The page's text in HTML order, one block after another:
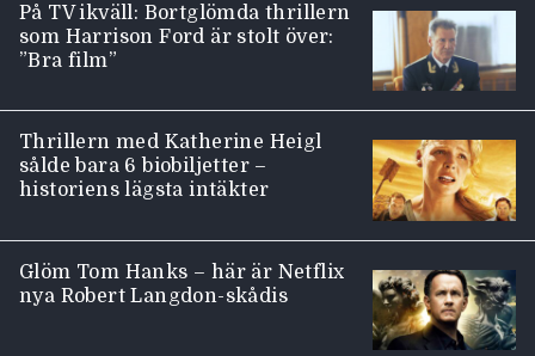
På TV ikväll: Bortglömda thrillern
som Harrison Ford är stolt över:
”Bra film”
Thrillern med Katherine Heigl
sålde bara 6 biobiljetter –
historiens lägsta intäkter
Glöm Tom Hanks – här är Netflix
nya Robert Langdon-skådis